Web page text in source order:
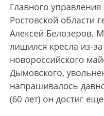
Главного
Ростовской области
Алексей Белозеров.
лишился кресла из-
новороссийского
Дымовского,
напрашивалось
(60 лет) он достиг